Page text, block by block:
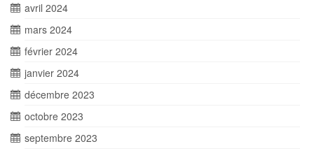
avril 2024
mars 2024
février 2024
janvier 2024
décembre 2023
octobre 2023
septembre 2023